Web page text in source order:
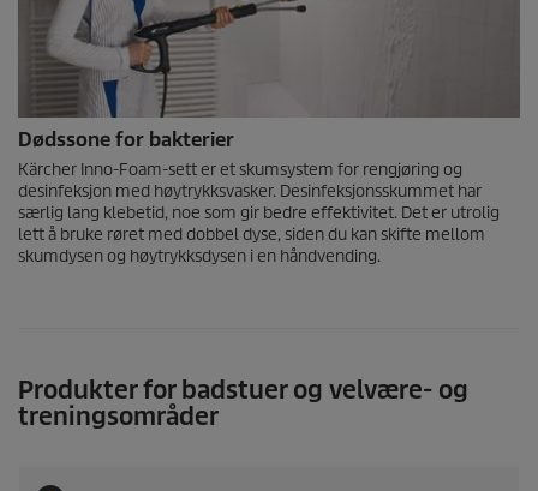
Dødssone for bakterier
Kärcher Inno-Foam-sett er et skumsystem for rengjøring og
desinfeksjon med høytrykksvasker. Desinfeksjonsskummet har
særlig lang klebetid, noe som gir bedre effektivitet. Det er utrolig
lett å bruke røret med dobbel dyse, siden du kan skifte mellom
skumdysen og høytrykksdysen i en håndvending.
Produkter for badstuer og velvære- og
treningsområder